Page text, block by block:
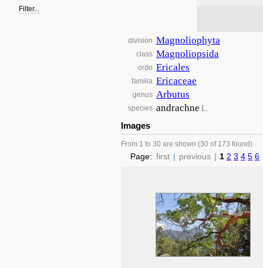
Filter...
division Magnoliophyta
class Magnoliopsida
ordo Ericales
familia Ericaceae
genus Arbutus
species andrachne L.
Images
From 1 to 30 are shown (30 of 173 found)
Page: first | previous | 1 2 3 4 5 6